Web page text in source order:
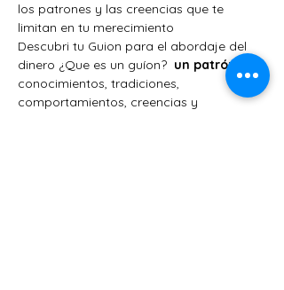
los patrones y las creencias que te
limitan en tu merecimiento
Descubri tu Guion para el abordaje del
dinero ¿Que es un guíon? un patrón
conocimientos, tradiciones,
comportamientos, creencias y